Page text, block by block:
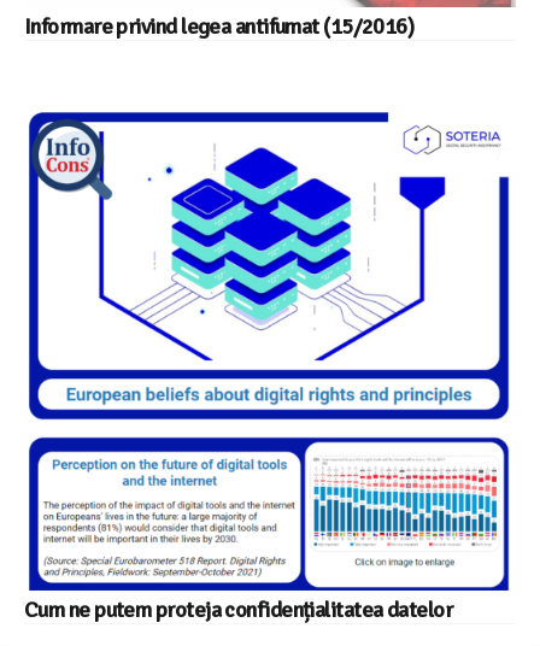
Informare privind legea antifumat (15/2016)
Cum ne putem proteja confidențialitatea datelor